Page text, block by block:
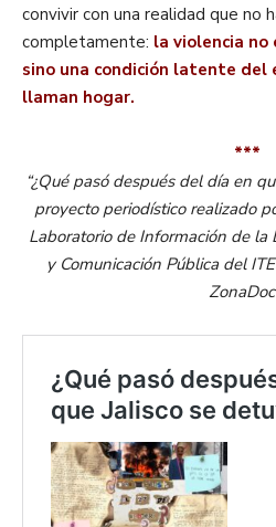
convivir con una realidad que no
completamente: la violencia no
sino una condición latente del
llaman hogar.
***
“¿Qué pasó después del día en
proyecto periodístico realizado
Laboratorio de Información de la
y Comunicación Pública del